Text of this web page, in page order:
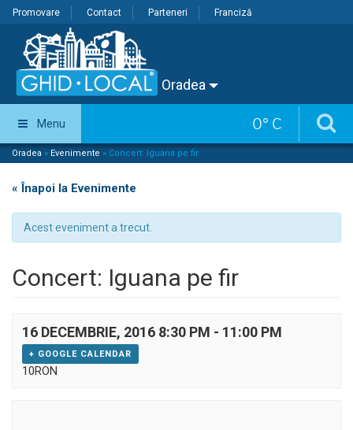
Promovare Contact Parteneri Franciză
Oradea
0° C
Menu
Oradea » Evenimente » Concert: Iguana pe fir
« Înapoi la Evenimente
Acest eveniment a trecut.
Concert: Iguana pe fir
16 DECEMBRIE, 2016 8:30 PM - 11:00 PM
+ GOOGLE CALENDAR
10RON